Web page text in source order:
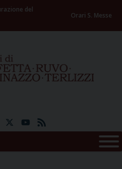
del
Orari S. Messe
InstagramYouTube